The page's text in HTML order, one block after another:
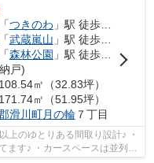
「つきのわ 」駅 徒歩6分
「武蔵嵐山 」駅 徒歩21分
「森林公園 」駅 徒歩41分
戸)
㎡（32.83坪）
㎡（51.95坪）
滑川町月の輪 ７丁目
上のゆとりある間取り設計♪ ・
ます♪ ・カースペースは並列3